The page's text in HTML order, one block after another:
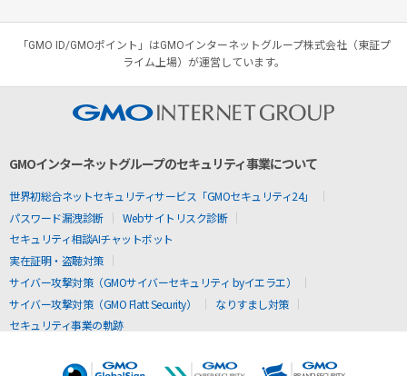
「GMO ID/GMOポイント」はGMOインターネットグループ株式会社（東証プ
ライム上場）が運営しています。
GMOインターネットグループのセキュリティ事業について
世界初総合ネットセキュリティサービス「GMOセキュリティ24」
パスワード漏洩診断
Webサイトリスク診断
セキュリティ相談AIチャットボット
実在証明・盗聴対策
サイバー攻撃対策（GMOサイバーセキュリティ byイエラエ）
サイバー攻撃対策（GMO Flatt Security）
なりすまし対策
セキュリティ事業の軌跡